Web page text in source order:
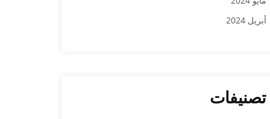
أبريل 2024
تصنيفات